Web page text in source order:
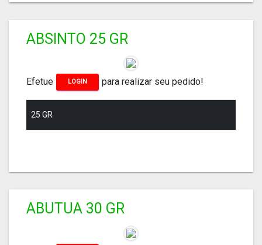
ABSINTO 25 GR
Efetue LOGIN para realizar seu pedido!
25 GR
ABUTUA 30 GR